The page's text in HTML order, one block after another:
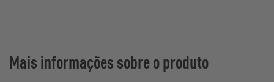
Mais informações sobre o produto